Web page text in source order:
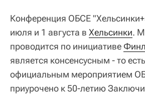
Конференция ОБСЕ
июля и 1 августа в Хельсинки.
проводится по инициативе
является консенсусным - то
официальным мероприятием
приурочено к 50-летию